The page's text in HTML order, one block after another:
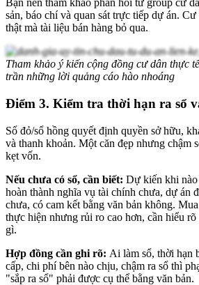
Bạn nên tham khảo phản hồi từ group cư
sản, báo chí và quan sát trực tiếp dự án.
thật mà tài liệu bán hàng bỏ qua.
Tham khảo ý kiến cộng đồng cư dân thực
trần những lời quảng cáo hào nhoáng
Điểm 3. Kiểm tra thời hạn ra sổ
Sổ đỏ/sổ hồng quyết định quyền sở hữu,
và thanh khoản. Một căn đẹp nhưng chậm
kẹt vốn.
Nếu chưa có sổ, cần biết: Dự kiến khi nào
hoàn thành nghĩa vụ tài chính chưa, dự án
chưa, có cam kết bằng văn bản không.
thực hiện nhưng rủi ro cao hơn, cần hiểu
gì.
Hợp đồng cần ghi rõ: Ai làm sổ, thời hạn
cấp, chi phí bên nào chịu, chậm ra sổ thì
"sắp ra sổ" phải được cụ thể bằng văn bản.